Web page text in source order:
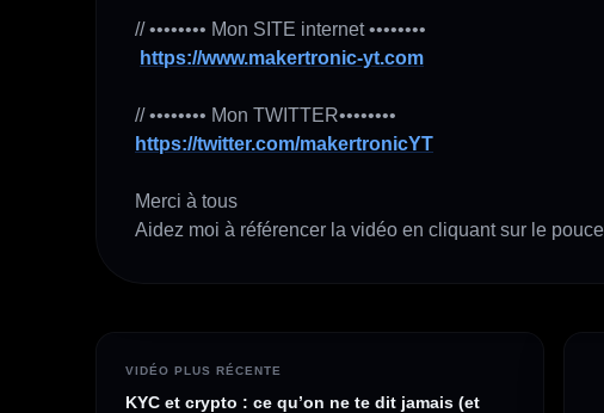
// •••••••• Mon SITE internet ••••••••
https://www.makertronic-yt.com
https://twitter.com/makertronicYT
Merci à tous
Aidez moi à référencer la vidéo en cliquant sur le
VIDÉO PLUS RÉCENTE
KYC et crypto : ce qu’on ne te dit jamais (et